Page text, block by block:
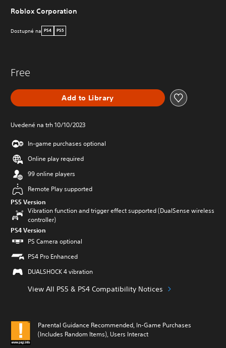
Roblox Corporation
Dostupné na PS4 PS5
Free
Add to Library
Uvedené na trh 10/10/2023
In-game purchases optional
Online play required
99 online players
Remote Play supported
PS5 Version
Vibration function and trigger effect supported (DualSense wireless
controller)
PS4 Version
PS Camera optional
PS4 Pro Enhanced
DUALSHOCK 4 vibration
View All PS5 & PS4 Compatibility Notices
Parental Guidance Recommended, In-Game Purchases
(Includes Random Items), Users Interact